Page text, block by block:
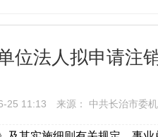
位法人拟申请注
25 11:13 来源： 中共长治市委